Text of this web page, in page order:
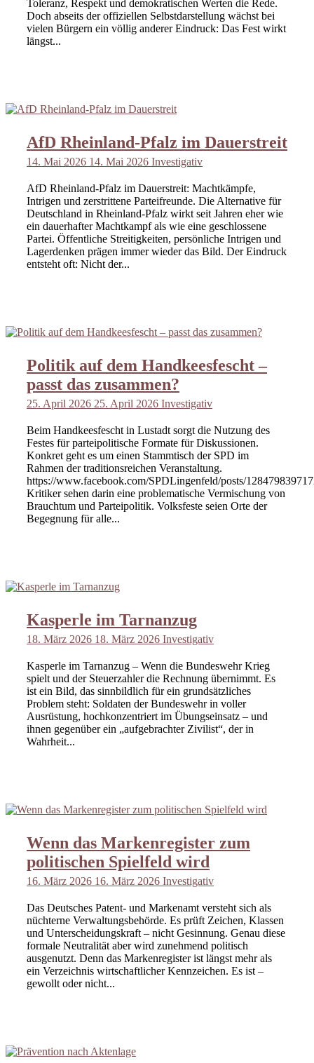
Toleranz, Respekt und demokratischen Werten die Rede.
Doch abseits der offiziellen Selbstdarstellung wächst bei
vielen Bürgern ein völlig anderer Eindruck: Das Fest wirkt
längst...
AfD Rheinland-Pfalz im Dauerstreit
14. Mai 2026 14. Mai 2026 Investigativ
AfD Rheinland-Pfalz im Dauerstreit: Machtkämpfe,
Intrigen und zerstrittene Parteifreunde. Die Alternative für
Deutschland in Rheinland-Pfalz wirkt seit Jahren eher wie
ein dauerhafter Machtkampf als wie eine geschlossene
Partei. Öffentliche Streitigkeiten, persönliche Intrigen und
Lagerdenken prägen immer wieder das Bild. Der Eindruck
entsteht oft: Nicht der...
Politik auf dem Handkeesfescht –
passt das zusammen?
25. April 2026 25. April 2026 Investigativ
Beim Handkeesfescht in Lustadt sorgt die Nutzung des
Festes für parteipolitische Formate für Diskussionen.
Konkret geht es um einen Stammtisch der SPD im
Rahmen der traditionsreichen Veranstaltung.
https://www.facebook.com/SPDLingenfeld/posts/
Kritiker sehen darin eine problematische Vermischung von
Brauchtum und Parteipolitik. Volksfeste seien Orte der
Begegnung für alle...
Kasperle im Tarnanzug
18. März 2026 18. März 2026 Investigativ
Kasperle im Tarnanzug – Wenn die Bundeswehr Krieg
spielt und der Steuerzahler die Rechnung übernimmt. Es
ist ein Bild, das sinnbildlich für ein grundsätzliches
Problem steht: Soldaten der Bundeswehr in voller
Ausrüstung, hochkonzentriert im Übungseinsatz – und
ihnen gegenüber ein „aufgebrachter Zivilist“, der in
Wahrheit...
Wenn das Markenregister zum
politischen Spielfeld wird
16. März 2026 16. März 2026 Investigativ
Das Deutsches Patent- und Markenamt versteht sich als
nüchterne Verwaltungsbehörde. Es prüft Zeichen, Klassen
und Unterscheidungskraft – nicht Gesinnung. Genau diese
formale Neutralität aber wird zunehmend politisch
ausgenutzt. Denn das Markenregister ist längst mehr als
ein Verzeichnis wirtschaftlicher Kennzeichen. Es ist –
gewollt oder nicht...